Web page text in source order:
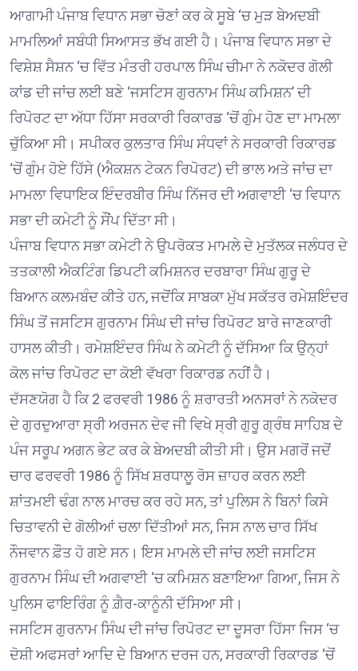
ਆਗਾਮੀ ਪੰਜਾਬ ਵਿਧਾਨ ਸਭਾ ਚੋਣਾਂ ਕਰ ਕੇ ਸੂਬੇ ‘ਚ ਮੁੜ ਬੇਅਦਬੀ
ਮਾਮਲਿਆਂ ਸਬੰਧੀ ਸਿਆਸਤ ਭੱਖ ਗਈ ਹੈ। ਪੰਜਾਬ ਵਿਧਾਨ ਸਭਾ ਦੇ
ਵਿਸ਼ੇਸ਼ ਸੈਸ਼ਨ ‘ਚ ਵਿੱਤ ਮੰਤਰੀ ਹਰਪਾਲ ਸਿੰਘ ਚੀਮਾ ਨੇ ਨਕੋਦਰ ਗੋਲੀ
ਕਾਂਡ ਦੀ ਜਾਂਚ ਲਈ ਬਣੇ ‘ਜਸਟਿਸ ਗੁਰਨਾਮ ਸਿੰਘ ਕਮਿਸ਼ਨ’ ਦੀ
ਰਿਪੋਰਟ ਦਾ ਅੱਧਾ ਹਿੱਸਾ ਸਰਕਾਰੀ ਰਿਕਾਰਡ ‘ਚੋਂ ਗੁੰਮ ਹੋਣ ਦਾ ਮਾਮਲਾ
ਚੁੱਕਿਆ ਸੀ। ਸਪੀਕਰ ਕੁਲਤਾਰ ਸਿੰਘ ਸੰਧਵਾਂ ਨੇ ਸਰਕਾਰੀ ਰਿਕਾਰਡ
‘ਚੋਂ ਗੁੰਮ ਹੋਏ ਹਿੱਸੇ (ਐਕਸ਼ਨ ਟੇਕਨ ਰਿਪੋਰਟ) ਦੀ ਭਾਲ ਅਤੇ ਜਾਂਚ ਦਾ
ਮਾਮਲਾ ਵਿਧਾਇਕ ਇੰਦਰਬੀਰ ਸਿੰਘ ਨਿੱਜਰ ਦੀ ਅਗਵਾਈ ‘ਚ ਵਿਧਾਨ
ਸਭਾ ਦੀ ਕਮੇਟੀ ਨੂੰ ਸੌਂਪ ਦਿੱਤਾ ਸੀ।
ਪੰਜਾਬ ਵਿਧਾਨ ਸਭਾ ਕਮੇਟੀ ਨੇ ਉਪਰੋਕਤ ਮਾਮਲੇ ਦੇ ਮੁਤੱਲਕ ਜਲੰਧਰ ਦੇ
ਤਤਕਾਲੀ ਐਕਟਿੰਗ ਡਿਪਟੀ ਕਮਿਸ਼ਨਰ ਦਰਬਾਰਾ ਸਿੰਘ ਗੁਰੂ ਦੇ
ਬਿਆਨ ਕਲਮਬੰਦ ਕੀਤੇ ਹਨ, ਜਦੋਂਕਿ ਸਾਬਕਾ ਮੁੱਖ ਸਕੱਤਰ ਰਮੇਸ਼ਇੰਦਰ
ਸਿੰਘ ਤੋਂ ਜਸਟਿਸ ਗੁਰਨਾਮ ਸਿੰਘ ਦੀ ਜਾਂਚ ਰਿਪੋਰਟ ਬਾਰੇ ਜਾਣਕਾਰੀ
ਹਾਸਲ ਕੀਤੀ। ਰਮੇਸ਼ਇੰਦਰ ਸਿੰਘ ਨੇ ਕਮੇਟੀ ਨੂੰ ਦੱਸਿਆ ਕਿ ਉਨ੍ਹਾਂ
ਕੋਲ ਜਾਂਚ ਰਿਪੋਰਟ ਦਾ ਕੋਈ ਵੱਖਰਾ ਰਿਕਾਰਡ ਨਹੀਂ ਹੈ।
ਦੱਸਣਯੋਗ ਹੈ ਕਿ 2 ਫਰਵਰੀ 1986 ਨੂੰ ਸ਼ਰਾਰਤੀ ਅਨਸਰਾਂ ਨੇ ਨਕੋਦਰ
ਦੇ ਗੁਰਦੁਆਰਾ ਸ੍ਰੀ ਅਰਜਨ ਦੇਵ ਜੀ ਵਿਖੇ ਸ੍ਰੀ ਗੁਰੂ ਗ੍ਰੰਥ ਸਾਹਿਬ ਦੇ
ਪੰਜ ਸਰੂਪ ਅਗਨ ਭੇਟ ਕਰ ਕੇ ਬੇਅਦਬੀ ਕੀਤੀ ਸੀ। ਉਸ ਮਗਰੋਂ ਜਦੋਂ
ਚਾਰ ਫਰਵਰੀ 1986 ਨੂੰ ਸਿੱਖ ਸ਼ਰਧਾਲੂ ਰੋਸ ਜ਼ਾਹਰ ਕਰਨ ਲਈ
ਸ਼ਾਂਤਮਈ ਢੰਗ ਨਾਲ ਮਾਰਚ ਕਰ ਰਹੇ ਸਨ, ਤਾਂ ਪੁਲਿਸ ਨੇ ਬਿਨਾਂ ਕਿਸੇ
ਚਿਤਾਵਨੀ ਦੇ ਗੋਲੀਆਂ ਚਲਾ ਦਿੱਤੀਆਂ ਸਨ, ਜਿਸ ਨਾਲ ਚਾਰ ਸਿੱਖ
ਨੌਜਵਾਨ ਫ਼ੌਤ ਹੋ ਗਏ ਸਨ। ਇਸ ਮਾਮਲੇ ਦੀ ਜਾਂਚ ਲਈ ਜਸਟਿਸ
ਗੁਰਨਾਮ ਸਿੰਘ ਦੀ ਅਗਵਾਈ ‘ਚ ਕਮਿਸ਼ਨ ਬਣਾਇਆ ਗਿਆ, ਜਿਸ ਨੇ
ਪੁਲਿਸ ਫਾਇਰਿੰਗ ਨੂੰ ਗ਼ੈਰ-ਕਾਨੂੰਨੀ ਦੱਸਿਆ ਸੀ।
ਜਸਟਿਸ ਗੁਰਨਾਮ ਸਿੰਘ ਦੀ ਜਾਂਚ ਰਿਪੋਰਟ ਦਾ ਦੂਸਰਾ ਹਿੱਸਾ ਜਿਸ ‘ਚ
ਦੋਸ਼ੀ ਅਫਸਰਾਂ ਆਦਿ ਦੇ ਬਿਆਨ ਦਰਜ ਹਨ, ਸਰਕਾਰੀ ਰਿਕਾਰਡ ‘ਚੋਂ